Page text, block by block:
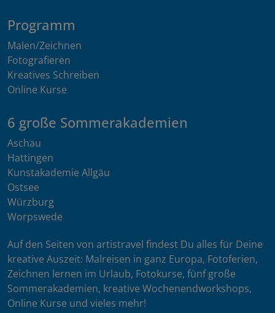
Programm
Malen/Zeichnen
Fotografieren
Kreatives Schreiben
Online Kurse
6 große Sommerakademien
Aschau
Hattingen
Kunstakademie Allgäu
Ostsee
Würzburg
Worpswede
Auf den Seiten von artistravel findest Du alles für Deine
kreative Auszeit: Malreisen in ganz Europa, Fotoferien,
Zeichnen lernen im Urlaub, Fotokurse, fünf große
Sommerakademien, kreative Wochenendworkshops,
Online Kurse und vieles mehr!